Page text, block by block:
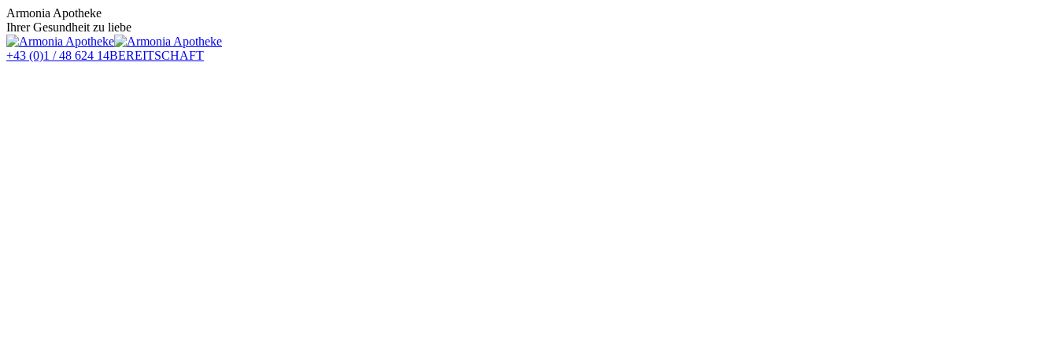
Zum
Inhalt
springen
Armonia Apotheke
Ihrer Gesundheit zu liebe
+43 (0)1 / 48 624 14BEREITSCHAFT